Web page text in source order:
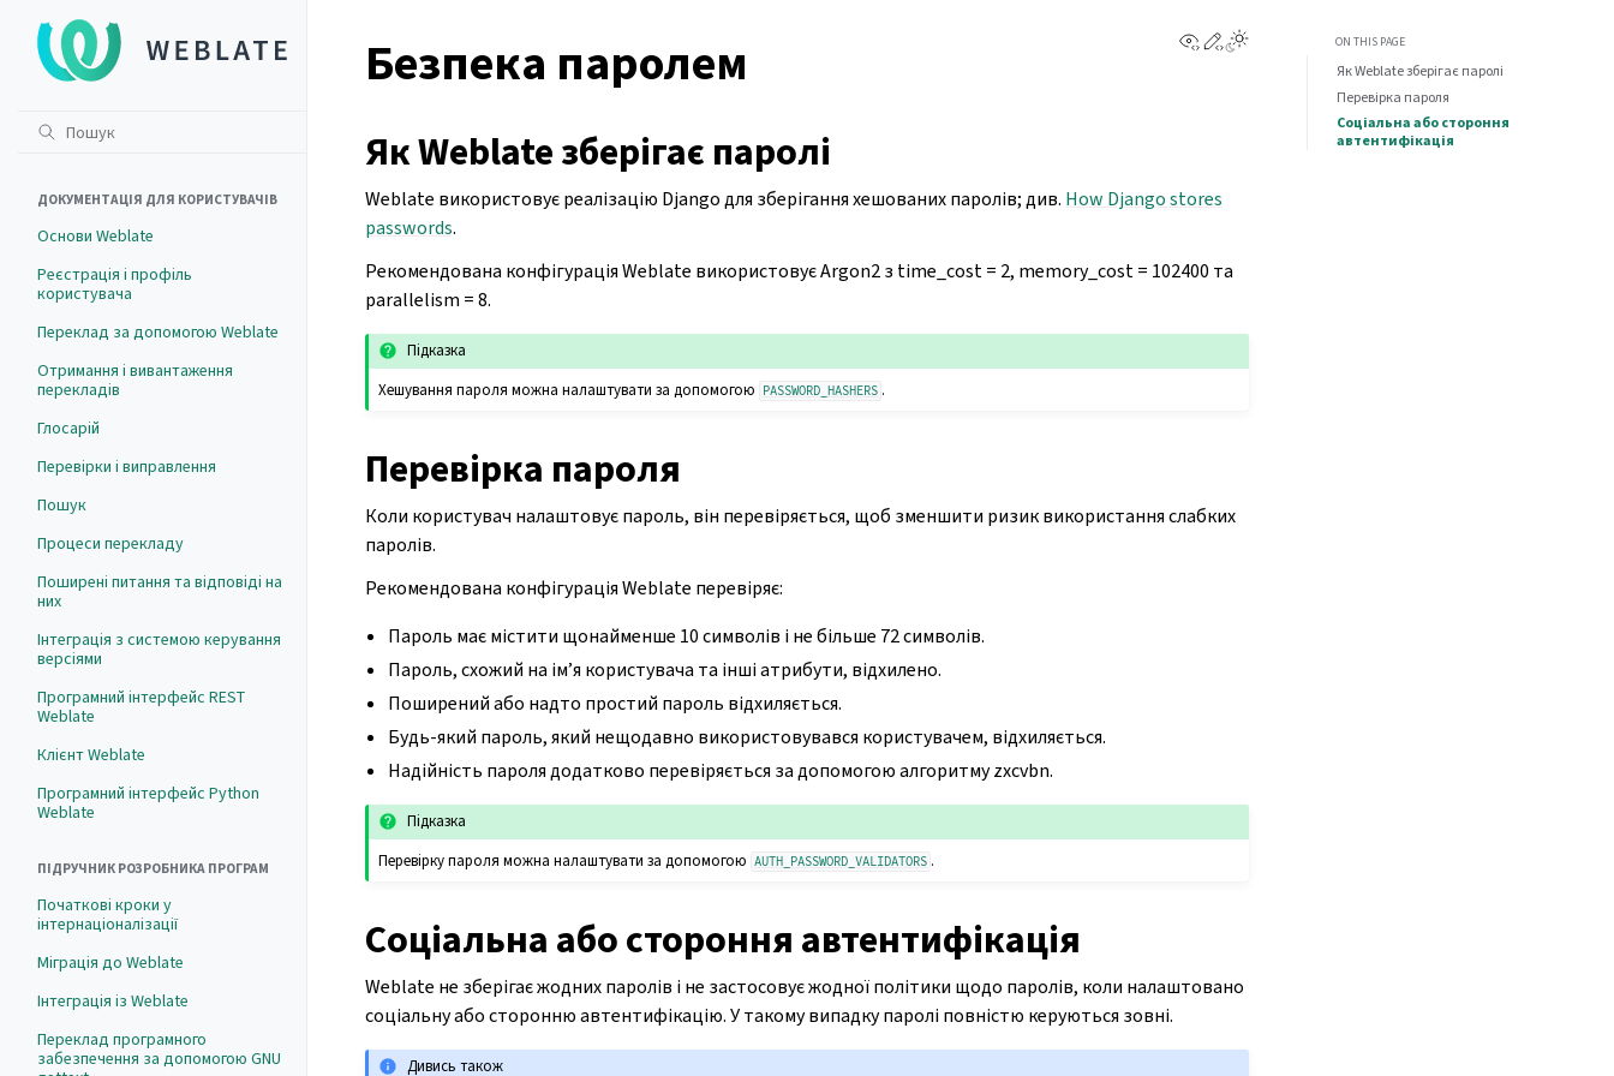
ДОКУМЕНТАЦІЯ ДЛЯ КОРИСТУВАЧІВ
Основи Weblate
Реєстрація і профіль
користувача
Переклад за допомогою Weblate
Отримання і вивантаження
перекладів
Глосарій
Перевірки і виправлення
Пошук
Процеси перекладу
Поширені питання та відповіді на
них
Інтеграція з системою керування
версіями
Програмний інтерфейс REST
Weblate
Клієнт Weblate
Програмний інтерфейс Python
Weblate
ПІДРУЧНИК РОЗРОБНИКА ПРОГРАМ
Початкові кроки у
інтернаціоналізації
Міграція до Weblate
Інтеграція із Weblate
Переклад програмного
забезпечення за допомогою GNU
View this page
Edit this page
Безпека паролем
Як Weblate зберігає паролі
Weblate використовує реалізацію Django для зберігання хешованих паролів; див. How Django stores
passwords.
Рекомендована конфігурація Weblate використовує Argon2 з time_cost = 2, memory_cost = 102400 та
parallelism = 8.
Підказка
Хешування пароля можна налаштувати за допомогою
PASSWORD_HASHERS .
Перевірка пароля
Коли користувач налаштовує пароль, він перевіряється, щоб зменшити ризик використання слабких
паролів.
Рекомендована конфігурація Weblate перевіряє:
Пароль має містити щонайменше 10 символів і не більше 72 символів.
Пароль, схожий на ім’я користувача та інші атрибути, відхилено.
Поширений або надто простий пароль відхиляється.
Будь-який пароль, який нещодавно використовувався користувачем, відхиляється.
Надійність пароля додатково перевіряється за допомогою алгоритму zxcvbn.
Підказка
Перевірку пароля можна налаштувати за допомогою AUTH_PASSWORD_VALIDATORS .
Соціальна або стороння автентифікація
Weblate не зберігає жодних паролів і не застосовує жодної політики щодо паролів, коли налаштовано
соціальну або сторонню автентифікацію. У такому випадку паролі повністю керуються зовні.
Дивись також
ON THIS PAGE
Як Weblate зберігає паролі
Перевірка пароля
Соціальна або стороння
автентифікація